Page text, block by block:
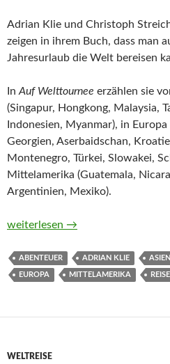
Adrian Klie und Christoph
zeigen in ihrem Buch, dass man
Jahresurlaub die Welt bereisen
In Auf Welttournee erzählen sie
(Singapur, Hongkong, Malaysia,
Indonesien, Myanmar), in
Georgien, Aserbaidschan,
Montenegro, Türkei, Slowakei,
Mittelamerika (Guatemala,
Argentinien, Mexiko).
Auf Welttournee. Zwei Freunde,
weiterlesen →
ABENTEUER ADRIAN KLIE ASIEN
EUROPA MITTELAMERIKA REISE
WELTREISE